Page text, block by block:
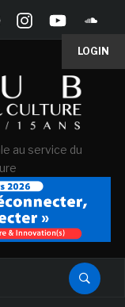
LOGIN
au service du